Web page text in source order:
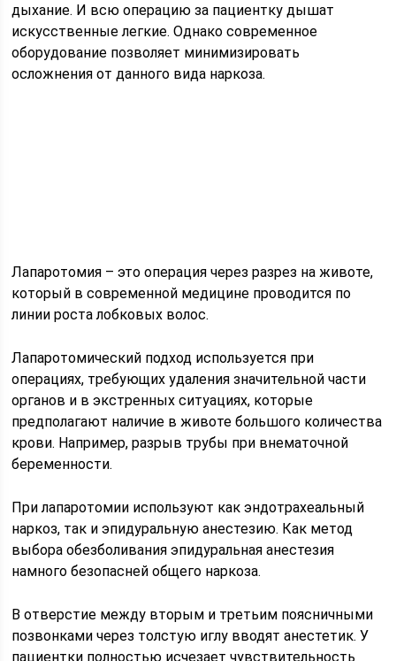
дыхание. И всю операцию за пациентку дышат
искусственные легкие. Однако современное
оборудование позволяет минимизировать
осложнения от данного вида наркоза.
Лапаротомия – это операция через разрез на животе,
который в современной медицине проводится по
линии роста лобковых волос.
Лапаротомический подход используется при
операциях, требующих удаления значительной части
органов и в экстренных ситуациях, которые
предполагают наличие в животе большого количества
крови. Например, разрыв трубы при внематочной
беременности.
При лапаротомии используют как эндотрахеальный
наркоз, так и эпидуральную анестезию. Как метод
выбора обезболивания эпидуральная анестезия
намного безопасней общего наркоза.
В отверстие между вторым и третьим поясничными
позвонками через толстую иглу вводят анестетик. У
пациентки полностью исчезает чувствительность